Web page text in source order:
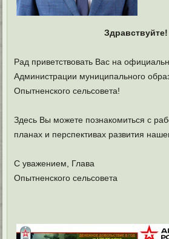
Здравствуйте!
Рад приветствовать Вас на
Администрации муниципального
Опытненского сельсовета!
Здесь Вы можете познакомиться с
планах и перспективах развития
С уважением, Глава
Опытненского сельсовета